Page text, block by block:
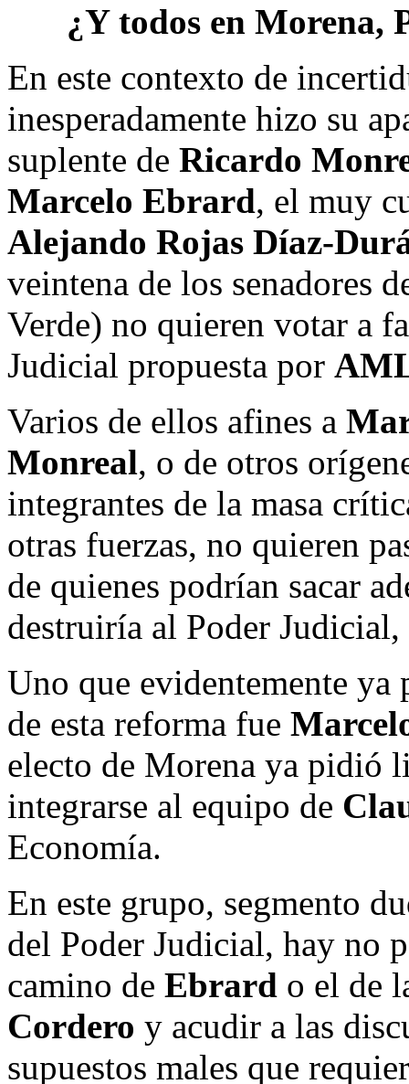
¿Y todos en Morena,
En este contexto de
inesperadamente hizo su
suplente de Ricardo
Marcelo Ebrard, el muy
Alejando Rojas Díaz-
veintena de los senadores
Verde) no quieren votar a
Judicial propuesta por
Varios de ellos afines a
Monreal, o de otros
integrantes de la masa
otras fuerzas, no quieren
de quienes podrían sacar
destruiría al Poder
Uno que evidentemente ya
de esta reforma fue
electo de Morena ya pidió
integrarse al equipo de
Economía.
En este grupo, segmento
del Poder Judicial, hay no
camino de Ebrard o el de
Cordero y acudir a las
supuestos males que